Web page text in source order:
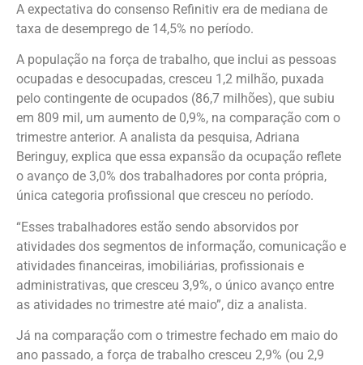
A expectativa do consenso Refinitiv era de mediana de
taxa de desemprego de 14,5% no período.
A população na força de trabalho, que inclui as pessoas
ocupadas e desocupadas, cresceu 1,2 milhão, puxada
pelo contingente de ocupados (86,7 milhões), que subiu
em 809 mil, um aumento de 0,9%, na comparação com o
trimestre anterior. A analista da pesquisa, Adriana
Beringuy, explica que essa expansão da ocupação reflete
o avanço de 3,0% dos trabalhadores por conta própria,
única categoria profissional que cresceu no período.
“Esses trabalhadores estão sendo absorvidos por
atividades dos segmentos de informação, comunicação e
atividades financeiras, imobiliárias, profissionais e
administrativas, que cresceu 3,9%, o único avanço entre
as atividades no trimestre até maio”, diz a analista.
Já na comparação com o trimestre fechado em maio do
ano passado, a força de trabalho cresceu 2,9% (ou 2,9